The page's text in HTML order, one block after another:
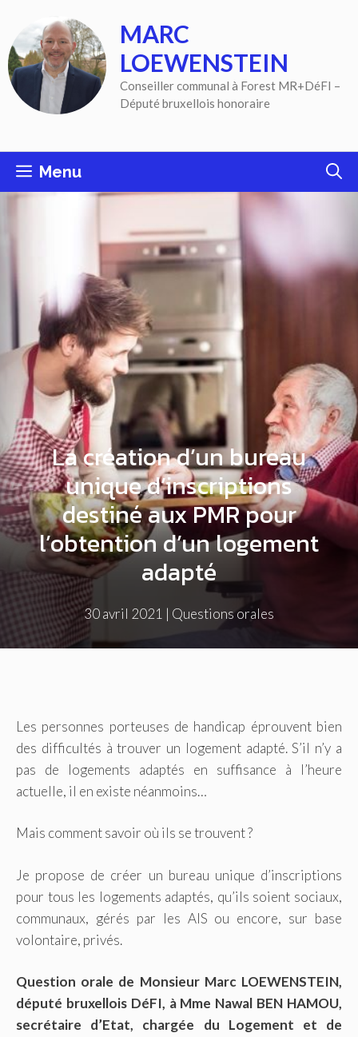
contenu
MARC
LOEWENSTEIN
Conseiller communal à Forest MR+DéFI –
Député bruxellois honoraire
Menu
La création d’un bureau
unique d’inscriptions
destiné aux PMR pour
l’obtention d’un logement
adapté
30 avril 2021 | Questions orales
Les personnes porteuses de handicap éprouvent bien
des difficultés à trouver un logement adapté. S’il n’y a
pas de logements adaptés en suffisance à l’heure
actuelle, il en existe néanmoins…
Mais comment savoir où ils se trouvent ?
Je propose de créer un bureau unique d’inscriptions
pour tous les logements adaptés, qu’ils soient sociaux,
communaux, gérés par les AIS ou encore, sur base
volontaire, privés.
Question orale de Monsieur Marc LOEWENSTEIN,
député bruxellois DéFI, à Mme Nawal BEN HAMOU,
secrétaire d’Etat, chargée du Logement et de